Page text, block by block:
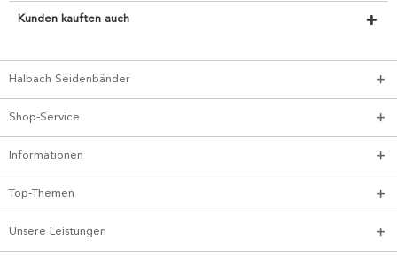
Kunden kauften auch
Halbach Seidenbänder
Shop-Service
Informationen
Top-Themen
Unsere Leistungen